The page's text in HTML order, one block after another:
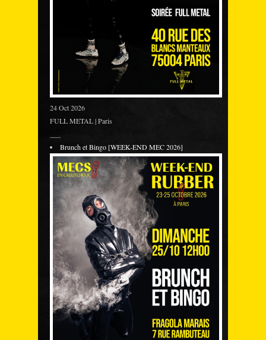
24 Oct 2026
FULL METAL | Paris
Brunch et Bingo [WEEK-END MEC 2026]